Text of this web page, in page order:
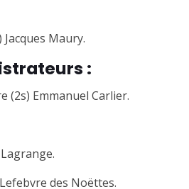
Maury.
:
(2s) Emmanuel Carlier.
des Noëttes.